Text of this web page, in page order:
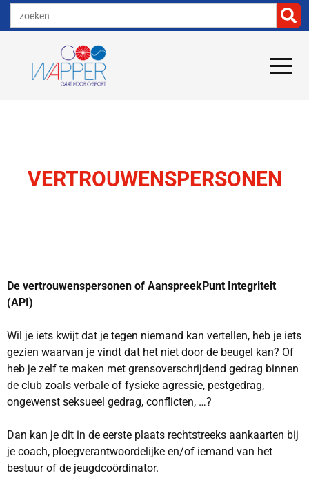
VERTROUWENSPERSONEN
De vertrouwenspersonen of AanspreekPunt Integriteit
(API)
Wil je iets kwijt dat je tegen niemand kan vertellen, heb je iets
gezien waarvan je vindt dat het niet door de beugel kan? Of
heb je zelf te maken met grensoverschrijdend gedrag binnen
de club zoals verbale of fysieke agressie, pestgedrag,
ongewenst seksueel gedrag, conflicten, …?
Dan kan je dit in de eerste plaats rechtstreeks aankaarten bij
je coach, ploegverantwoordelijke en/of iemand van het
bestuur of de jeugdcoördinator.